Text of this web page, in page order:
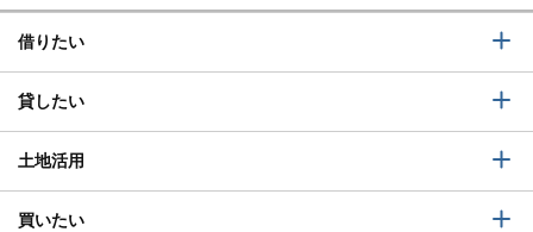
借りたい
貸したい
土地活用
買いたい